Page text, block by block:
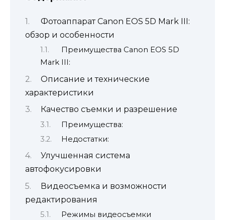
Фотоаппарат Canon EOS 5D Mark III:
обзор и особенности
Преимущества Canon EOS 5D
Mark III:
Описание и технические
характеристики
Качество съемки и разрешение
Преимущества:
Недостатки:
Улучшенная система
автофокусировки
Видеосъемка и возможности
редактирования
Режимы видеосъемки